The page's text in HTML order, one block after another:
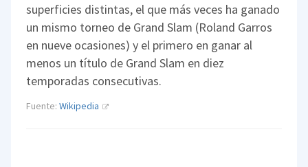
superficies distintas, el que más veces ha ganado
un mismo torneo de Grand Slam (Roland Garros
en nueve ocasiones) y el primero en ganar al
menos un título de Grand Slam en diez
temporadas consecutivas.
Fuente:Wikipedia